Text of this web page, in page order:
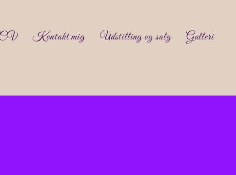
Kontakt mig Udstilling og salg Galleri